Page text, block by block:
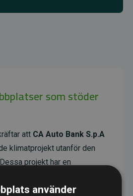
som stöder
att CA Auto Bank S.p.A
klimatprojekt utanför den
projekt har en
dubbelt så mycket CO₂
använder